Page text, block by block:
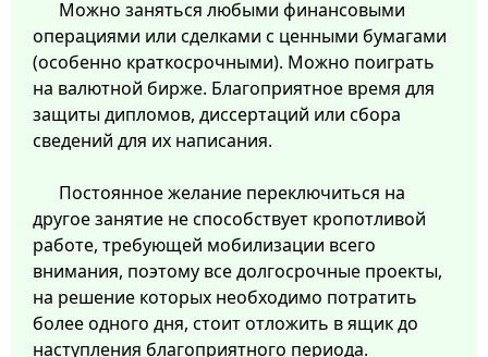
Можно заняться любыми финансовыми
операциями или сделками с ценными бумагами
(особенно краткосрочными). Можно поиграть
на валютной бирже. Благоприятное время для
защиты дипломов, диссертаций или сбора
сведений для их написания.
Постоянное желание переключиться на
другое занятие не способствует кропотливой
работе, требующей мобилизации всего
внимания, поэтому все долгосрочные проекты,
на решение которых необходимо потратить
более одного дня, стоит отложить в ящик до
наступления благоприятного периода.